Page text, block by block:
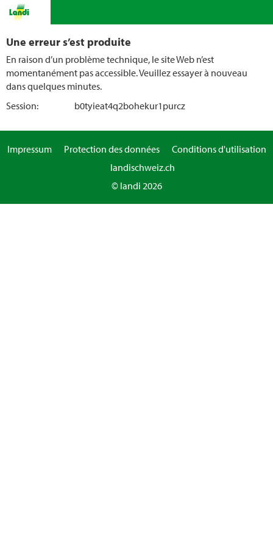
Une erreur s’est produite
En raison d’un problème technique, le site Web n’est
momentanément pas accessible. Veuillez essayer à nouveau
dans quelques minutes.
Session:
b0tyieat4q2bohekur1purcz
Impressum Protection des données
Conditions d'utilisation
landischweiz.ch
© landi 2026